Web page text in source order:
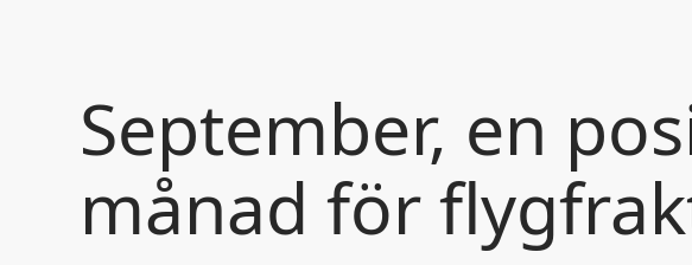
September, en positiv
månad för